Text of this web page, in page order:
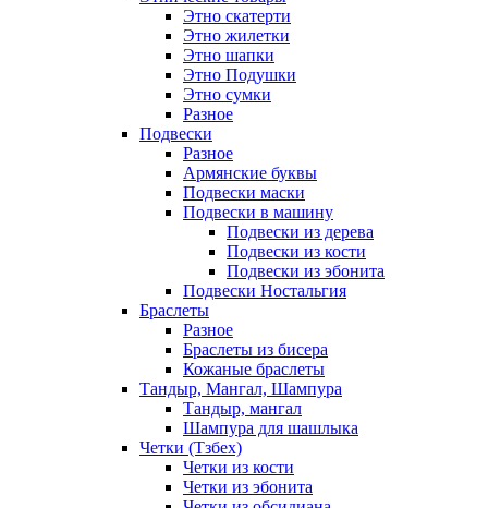
Этно скатерти
Этно жилетки
Этно шапки
Этно Подушки
Этно сумки
Разное
Подвески
Разное
Армянские буквы
Подвески маски
Подвески в машину
Подвески из дерева
Подвески из кости
Подвески из эбонита
Подвески Ностальгия
Браслеты
Разное
Браслеты из бисера
Кожаные браслеты
Тандыр, Мангал, Шампура
Тандыр, мангал
Шампура для шашлыка
Четки (Тзбех)
Четки из кости
Четки из эбонита